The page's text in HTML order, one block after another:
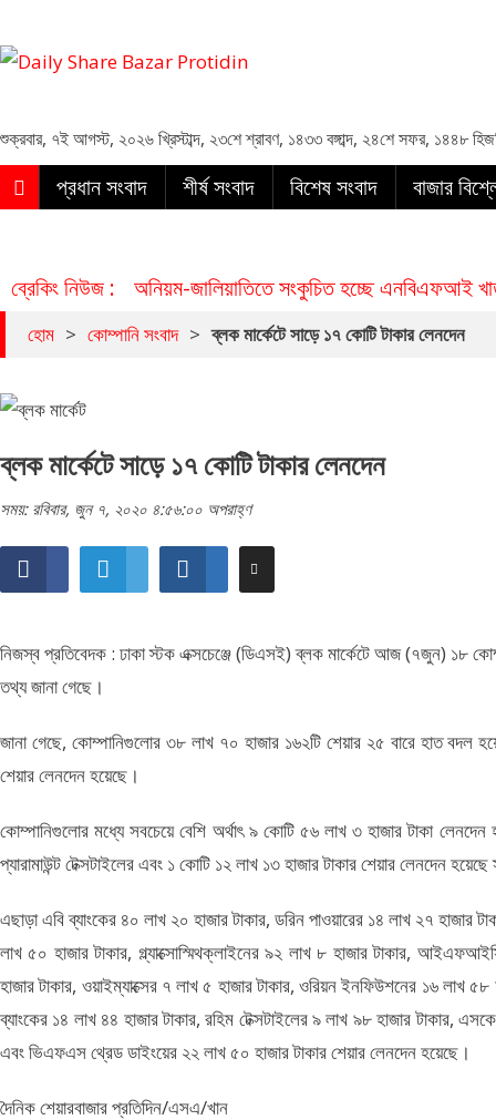
শুক্রবার, ৭ই আগস্ট, ২০২৬ খ্রিস্টাব্দ, ২৩শে শ্রাবণ, ১৪৩৩ বঙ্গাব্দ, ২৪শে সফর, ১৪৪৮
প্রধান সংবাদ শীর্ষ সংবাদ বিশেষ সংবাদ বাজার
ব্রেকিং নিউজ : অনিয়ম-জালিয়াতিতে সংকুচিত হচ্ছে এনবিএফআই
হোম > কোম্পানি সংবাদ > ব্লক মার্কেটে সাড়ে ১৭ কোটি টাকার লেনদেন
ব্লক মার্কেটে সাড়ে ১৭ কোটি টাকার লেনদেন
সময়: রবিবার, জুন ৭, ২০২০ ৪:৫৬:০০ অপরাহ্ণ
নিজস্ব প্রতিবেদক : ঢাকা স্টক এক্সচেঞ্জে (ডিএসই) ব্লক মার্কেটে আজ (৭জুন) ১৮
তথ্য জানা গেছে।
জানা গেছে, কোম্পানিগুলোর ৩৮ লাখ ৭০ হাজার ১৬২টি শেয়ার ২৫ বারে হাত বদল
শেয়ার লেনদেন হয়েছে।
কোম্পানিগুলোর মধ্যে সবচেয়ে বেশি অর্থাৎ ৯ কোটি ৫৬ লাখ ৩ হাজার টাকা লেনদেন
প্যারামাউন্ট টেক্সটাইলের এবং ১ কোটি ১২ লাখ ১৩ হাজার টাকার শেয়ার লেনদেন হয়েছে
এছাড়া এবি ব্যাংকের ৪০ লাখ ২০ হাজার টাকার, ডরিন পাওয়ারের ১৪ লাখ ২৭ হাজার
লাখ ৫০ হাজার টাকার, গ্ল্যাক্সোস্মিথক্লাইনের ৯২ লাখ ৮ হাজার টাকার,
হাজার টাকার, ওয়াইম্যাক্সের ৭ লাখ ৫ হাজার টাকার, ওরিয়ন ইনফিউশনের ১৬ লাখ ৫৮
ব্যাংকের ১৪ লাখ ৪৪ হাজার টাকার, রহিম টেক্সটাইলের ৯ লাখ ৯৮ হাজার টাকার, এসকে
এবং ভিএফএস থ্রেড ডাইংয়ের ২২ লাখ ৫০ হাজার টাকার শেয়ার লেনদেন হয়েছে।
দৈনিক শেয়ারবাজার প্রতিদিন/এসএ/খান